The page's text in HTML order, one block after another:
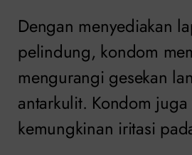
Dengan menyediakan
pelindung, kondom
mengurangi gesekan
antarkulit. Kondom
kemungkinan iritasi